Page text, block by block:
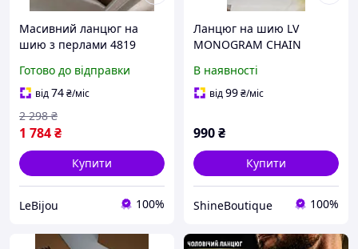
Масивний ланцюг на
шию з перлами 4819
Готово до відправки
від74₴/міс
1 784₴
2 298 ₴
Купити
LeBijou 100%
Ланцюг на шию LV
MONOGRAM CHAIN
В наявності
від99₴/міс
990₴
Купити
ShineBoutique 100%